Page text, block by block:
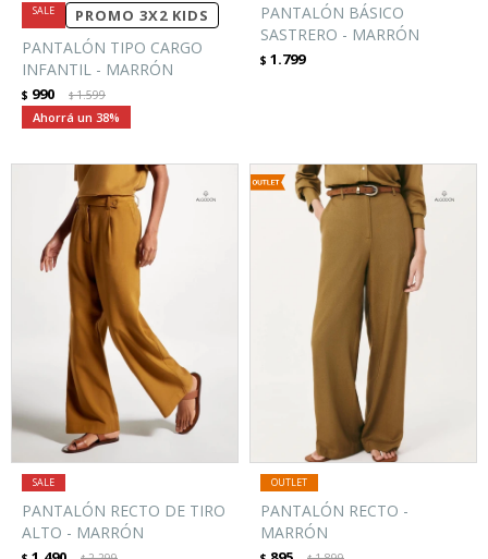
PROMO 3X2 KIDS
PANTALÓN TIPO CARGO
INFANTIL - MARRÓN
$ 990 $1.599
38
PANTALÓN BÁSICO
SASTRERO - MARRÓN
$ 1.799
PANTALÓN RECTO DE TIRO
ALTO - MARRÓN
PANTALÓN RECTO -
MARRÓN